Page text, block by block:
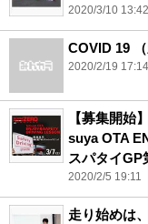
2020/3/10 13:42
COVID 19
2020/2/19 17:14
【募集開始
suya OTA
スパタイGP
2020/2/5 19:11
走り始めは